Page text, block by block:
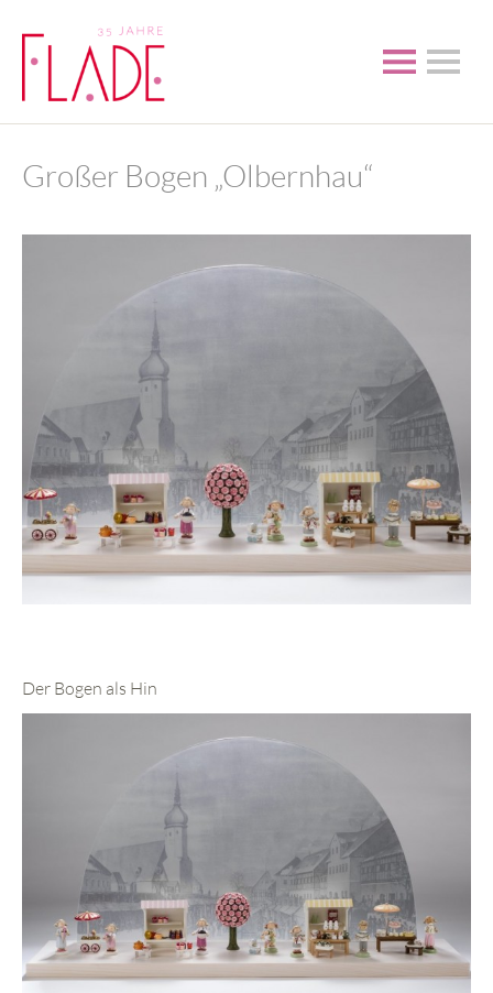
Großer Bogen „Olbernhau“
Der Bogen als Hin